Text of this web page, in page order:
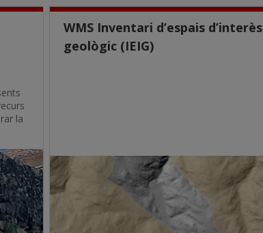
la
WMS Inventari d’espais d’interès
geològic (IEIG)